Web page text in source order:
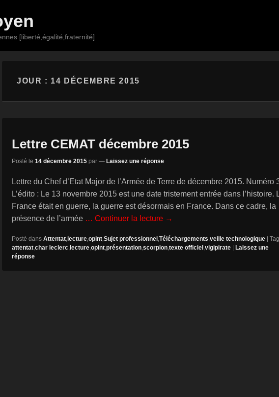
[liberté,égalité,fraternité]
JOUR : 14 DÉCEMBRE 2015
Lettre CEMAT décembre 2015
Posté le 14 décembre 2015 par — Laissez une réponse
Lettre du Chef d’Etat Major de l’Armée de Terre de décembre 2015. Numéro
L’édito : Le 13 novembre 2015 est une date tristement entrée dans l’histoire.
France était en guerre, la guerre est désormais en France. Dans ce cadre, la
présence de l’armée … Continuer la lecture →
Posté dans Attentat lecture opint Sujet professionnel Téléchargements veille technologique |
attentat char leclerc lecture opint présentation scorpion texte officiel vigipirate | Laissez une
réponse